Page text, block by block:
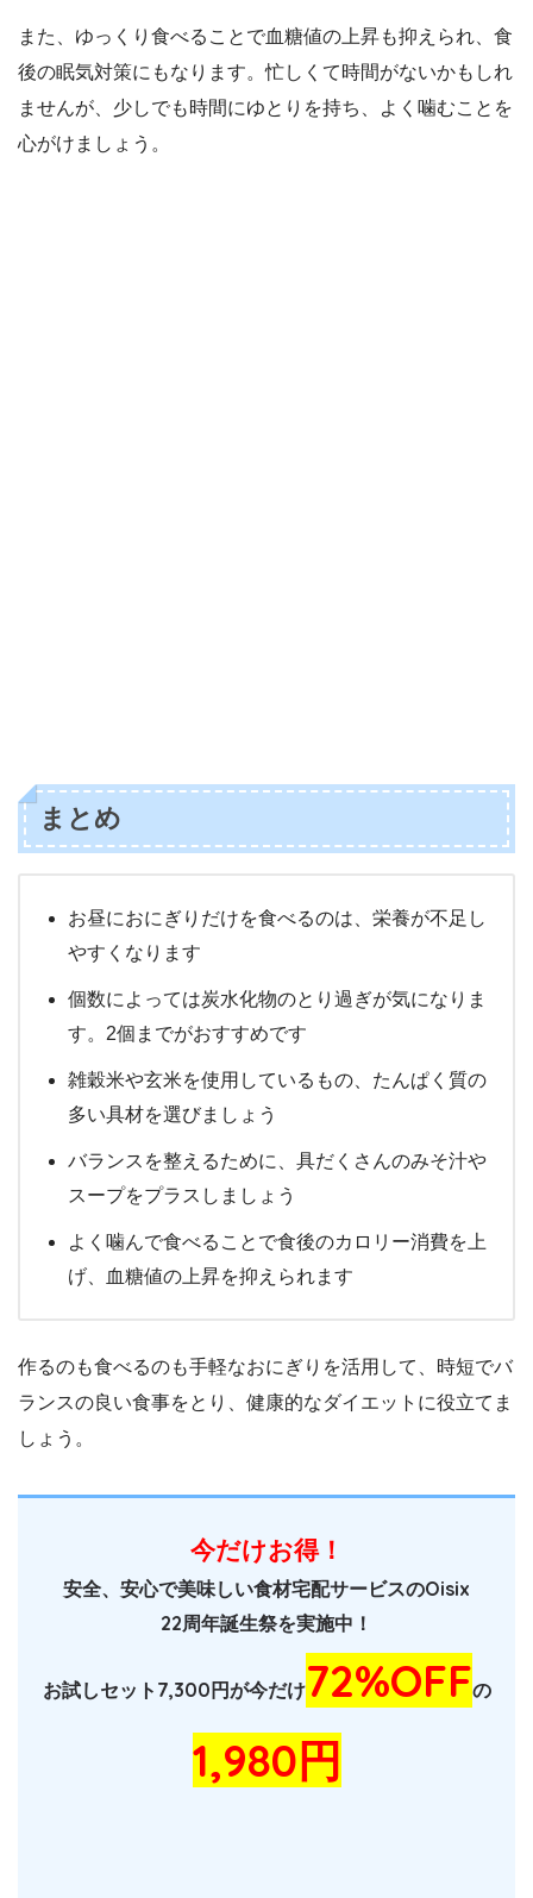
また、ゆっくり食べることで血糖値の上昇も抑えられ、食
後の眠気対策にもなります。忙しくて時間がないかもしれ
ませんが、少しでも時間にゆとりを持ち、よく噛むことを
心がけましょう。
まとめ
お昼におにぎりだけを食べるのは、栄養が不足し
やすくなります
個数によっては炭水化物のとり過ぎが気になりま
す。2個までがおすすめです
雑穀米や玄米を使用しているもの、たんぱく質の
多い具材を選びましょう
バランスを整えるために、具だくさんのみそ汁や
スープをプラスしましょう
よく噛んで食べることで食後のカロリー消費を上
げ、血糖値の上昇を抑えられます
作るのも食べるのも手軽なおにぎりを活用して、時短でバ
ランスの良い食事をとり、健康的なダイエットに役立てま
しょう。
今だけお得！
安全、安心で美味しい食材宅配サービスのOisix
22周年誕生祭を実施中！
お試しセット7,300円が今だけ72%OFFの
1,980円